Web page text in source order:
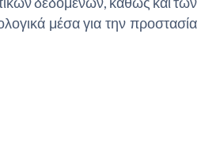
μέσα για την προστασία